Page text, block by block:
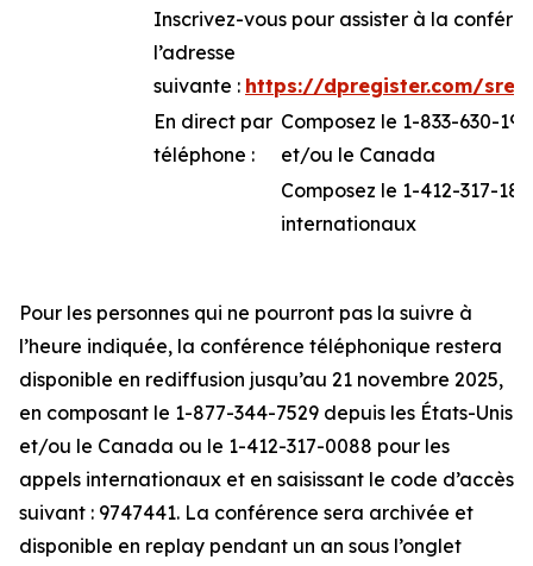
Inscrivez-vous pour assister à la
l’adresse
suivante : https://dpregister.com/
En direct par
téléphone :
Composez le 1-833-630-
et/ou le Canada
Composez le 1-412-317-
internationaux
Pour les personnes qui ne pourront pas la suivre à
l’heure indiquée, la conférence téléphonique restera
disponible en rediffusion jusqu’au 21 novembre 2025,
en composant le 1-877-344-7529 depuis les États-Unis
et/ou le Canada ou le 1-412-317-0088 pour les
appels internationaux et en saisissant le code d’accès
suivant : 9747441. La conférence sera archivée et
disponible en replay pendant un an sous l’onglet